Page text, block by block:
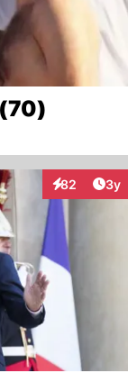
82
Interaktionen
3y